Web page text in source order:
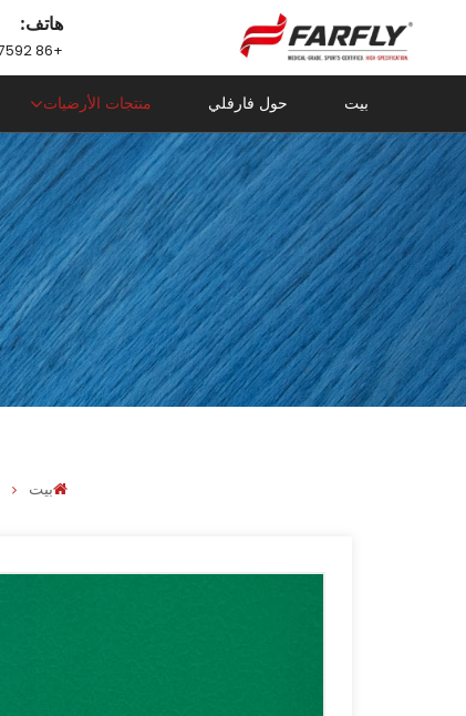
هاتف:
+86 18751567592
بيت حول فارفلي منتجات الأرضيات
بيت